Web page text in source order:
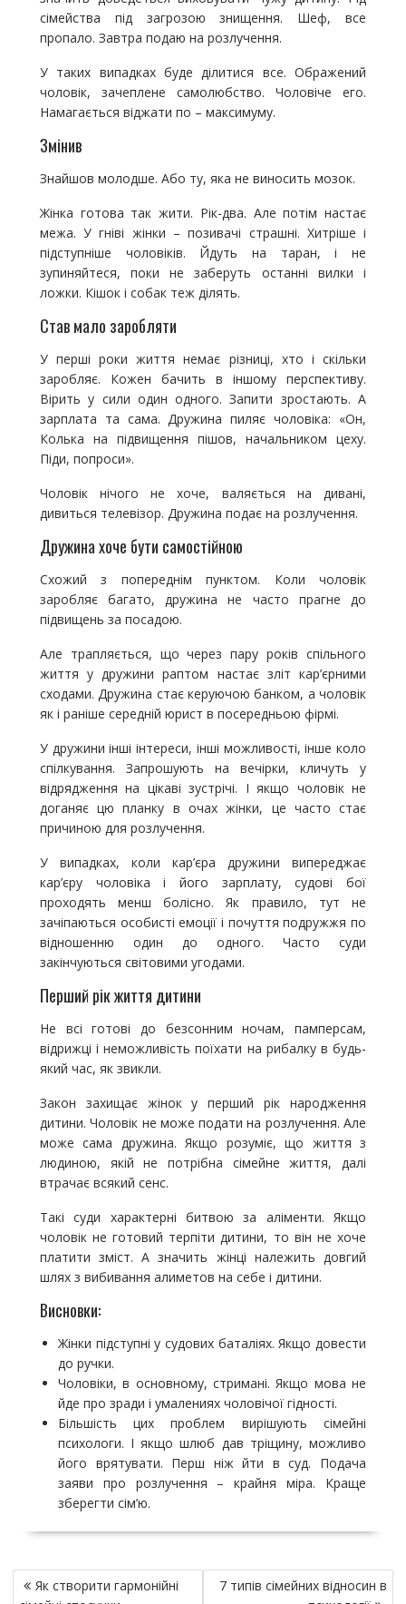
сімейства під загрозою знищення. Шеф, все
пропало. Завтра подаю на розлучення.
У таких випадках буде ділитися все. Ображений
чоловік, зачеплене самолюбство. Чоловіче его.
Намагається віджати по – максимуму.
Змінив
Знайшов молодше. Або ту, яка не виносить мозок.
Жінка готова так жити. Рік-два. Але потім настає
межа. У гніві жінки – позивачі страшні. Хитріше і
підступніше чоловіків. Йдуть на таран, і не
зупиняйтеся, поки не заберуть останні вилки і
ложки. Кішок і собак теж ділять.
Став мало заробляти
У перші роки життя немає різниці, хто і скільки
заробляє. Кожен бачить в іншому перспективу.
Вірить у сили один одного. Запити зростають. А
зарплата та сама. Дружина пиляє чоловіка: «Он,
Колька на підвищення пішов, начальником цеху.
Піди, попроси».
Чоловік нічого не хоче, валяється на дивані,
дивиться телевізор. Дружина подає на розлучення.
Дружина хоче бути самостійною
Схожий з попереднім пунктом. Коли чоловік
заробляє багато, дружина не часто прагне до
підвищень за посадою.
Але трапляється, що через пару років спільного
життя у дружини раптом настає зліт кар’єрними
сходами. Дружина стає керуючою банком, а чоловік
як і раніше середній юрист в посередньою фірмі.
У дружини інші інтереси, інші можливості, інше коло
спілкування. Запрошують на вечірки, кличуть у
відрядження на цікаві зустрічі. І якщо чоловік не
доганяє цю планку в очах жінки, це часто стає
причиною для розлучення.
У випадках, коли кар’єра дружини випереджає
кар’єру чоловіка і його зарплату, судові бої
проходять менш болісно. Як правило, тут не
зачіпаються особисті емоції і почуття подружжя по
відношенню один до одного. Часто суди
закінчуються світовими угодами.
Перший рік життя дитини
Не всі готові до безсонним ночам, памперсам,
відрижці і неможливість поїхати на рибалку в будь-
який час, як звикли.
Закон захищає жінок у перший рік народження
дитини. Чоловік не може подати на розлучення. Але
може сама дружина. Якщо розуміє, що життя з
людиною, якій не потрібна сімейне життя, далі
втрачає всякий сенс.
Такі суди характерні битвою за аліменти. Якщо
чоловік не готовий терпіти дитини, то він не хоче
платити зміст. А значить жінці належить довгий
шлях з вибивання алиметов на себе і дитини.
Висновки:
Жінки підступні у судових баталіях. Якщо довести
до ручки.
Чоловіки, в основному, стримані. Якщо мова не
йде про зради і умалениях чоловічої гідності.
Більшість цих проблем вирішують сімейні
психологи. І якщо шлюб дав тріщину, можливо
його врятувати. Перш ніж йти в суд. Подача
заяви про розлучення – крайня міра. Краще
зберегти сім’ю.
Н
Як створити гармонійні
7 типів сімейних відносин в